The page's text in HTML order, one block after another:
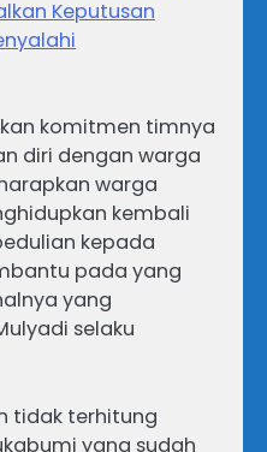
Keputusan
komitmen timnya
diri dengan warga
warga
kembali
kepada
pada yang
yang
selaku
tidak terhitung
yang sudah